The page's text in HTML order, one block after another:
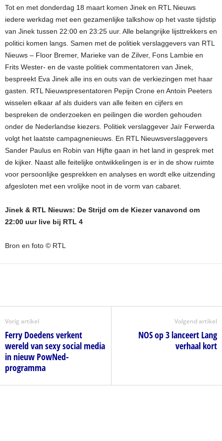
Tot en met donderdag 18 maart komen Jinek en RTL Nieuws
iedere werkdag met een gezamenlijke talkshow op het vaste tijdstip
van Jinek tussen 22:00 en 23:25 uur. Alle belangrijke lijsttrekkers en
politici komen langs. Samen met de politiek verslaggevers van RTL
Nieuws – Floor Bremer, Marieke van de Zilver, Fons Lambie en
Frits Wester- en de vaste politiek commentatoren van Jinek,
bespreekt Eva Jinek alle ins en outs van de verkiezingen met haar
gasten. RTL Nieuwspresentatoren Pepijn Crone en Antoin Peeters
wisselen elkaar af als duiders van alle feiten en cijfers en
bespreken de onderzoeken en peilingen die worden gehouden
onder de Nederlandse kiezers. Politiek verslaggever Jaïr Ferwerda
volgt het laatste campagnenieuws. En RTL Nieuwsverslaggevers
Sander Paulus en Robin van Hijfte gaan in het land in gesprek met
de kijker. Naast alle feitelijke ontwikkelingen is er in de show ruimte
voor persoonlijke gesprekken en analyses en wordt elke uitzending
afgesloten met een vrolijke noot in de vorm van cabaret.
Jinek & RTL Nieuws: De Strijd om de Kiezer vanavond om
22:00 uur live bij RTL 4
Bron en foto © RTL
Vorig artikel
Ferry Doedens verkent
wereld van sexy social media
in nieuw PowNed-
programma
Volgend artikel
NOS op 3 lanceert Lang
verhaal kort